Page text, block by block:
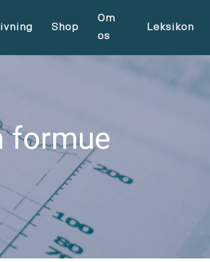
Shop
Om
os
Leksikon
formue